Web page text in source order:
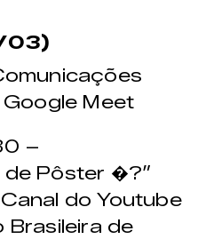
03)
Meet
–
Pôster �?”
do Youtube
Brasileira de